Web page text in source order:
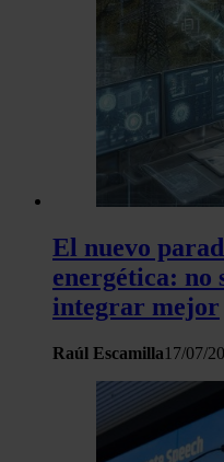
El nuevo
energética: no
integrar mejor
Raúl Escamilla17/07/